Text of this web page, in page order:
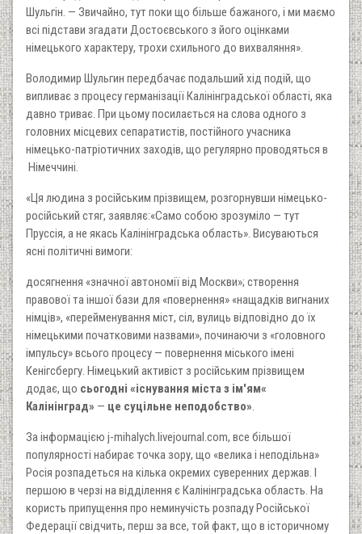
Шульгін. — Звичайно, тут поки що більше бажаного, і ми маємо
всі підстави згадати Достоєвського з його оцінками
німецького характеру, трохи схильного до вихваляння».
Володимир Шульгин передбачає подальший хід подій, що
випливає з процесу германізації Калінінградської області, яка
давно триває. При цьому посилається на слова одного з
головних місцевих сепаратистів, постійного учасника
німецько-патріотичних заходів, що регулярно проводяться в
Німеччині.
«Ця людина з російським прізвищем, розгорнувши німецько-
російський стяг, заявляє:«Само собою зрозуміло — тут
Пруссія, а не якась Калінінградська область». Висуваються
ясні політичні вимоги:
досягнення «значної автономії від Москви»; створення
правової та іншої бази для «повернення» «нащадків вигнаних
німців», «перейменування міст, сіл, вулиць відповідно до їх
німецькими початковими назвами», починаючи з «головного
імпульсу» всього процесу — повернення міського імені
Кенігсбергу. Німецький активіст з російським прізвищем
додає, що сьогодні «існування міста з ім'ям«
Калінінград» — це суцільне неподобство».
За інформацією j-mihalych.livejournal.com, все більшої
популярності набирає точка зору, що «велика і неподільна»
Росія розпадеться на кілька окремих суверенних держав. І
першою в черзі на відділення є Калінінградська область. На
користь припущення про неминучість розпаду Російської
Федерації свідчить, перш за все, той факт, що в історичному